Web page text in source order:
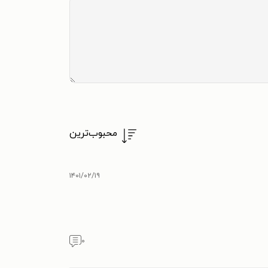
محبوب‌ترین
۱۴۰۱/۰۲/۱۹
۰